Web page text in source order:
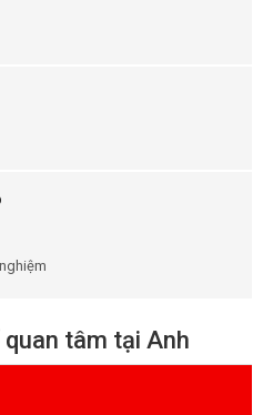
tâm tại Anh